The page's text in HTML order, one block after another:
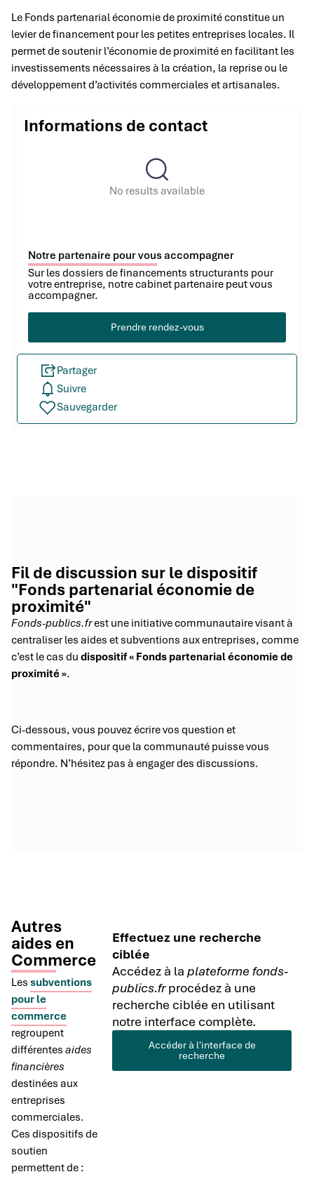
Le Fonds partenarial économie de proximité constitue un
levier de financement pour les petites entreprises locales. Il
permet de soutenir l’économie de proximité en facilitant les
investissements nécessaires à la création, la reprise ou le
développement d’activités commerciales et artisanales.
Informations de contact
No results available
Notre partenaire pour vous accompagner
Sur les dossiers de financements structurants pour
votre entreprise, notre cabinet partenaire peut vous
accompagner.
Prendre rendez-vous
Partager
Suivre
Sauvegarder
Fil de discussion sur le dispositif
"Fonds partenarial économie de
proximité"
Fonds-publics.frest une initiative communautaire visant à
centraliser les aides et subventions aux entreprises, comme
c’est le cas du dispositif « Fonds partenarial économie de
proximité ».
Ci-dessous, vous pouvez écrire vos question et
commentaires, pour que la communauté puisse vous
répondre. N’hésitez pas à engager des discussions.
Autres
aides en
Commerce
Les subventions
pour le
commerce
regroupent
différentes aides
financières
destinées aux
entreprises
commerciales.
Ces dispositifs de
soutien
permettent de :
Effectuez une recherche
ciblée
Accédez à laplateforme fonds-
publics.frprocédez à une
recherche ciblée en utilisant
notre interface complète.
Accéder à l'interface de
recherche